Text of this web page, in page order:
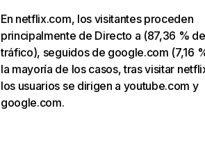
En netflix.com, los visitantes proceden
principalmente de Directo a (87,36 % de
tráfico), seguidos de google.com (7,16
la mayoría de los casos, tras visitar
los usuarios se dirigen a youtube.com y
google.com.